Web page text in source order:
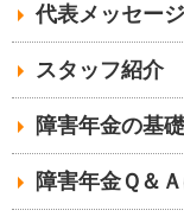
代表メッセージ
スタッフ紹介
障害年金の基
障害年金Ｑ＆